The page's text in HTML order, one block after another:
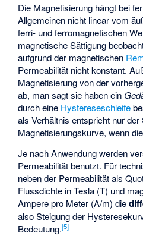
Die Magnetisierung hängt bei
Allgemeinen nicht linear vom
ferri- und ferromagnetischen
magnetische Sättigung
aufgrund der magnetischen
Permeabilität nicht konstant.
Magnetisierung von der
ab, man sagt sie haben ein
durch eine Hystereseschleife
als Verhältnisentspricht nur der
Magnetisierungskurve, wenn
Je nach Anwendung werden
Permeabilität benutzt. Für
neben der Permeabilitätals
Flussdichte in Tesla (T) und
Ampere pro Meter (A/m) die
also Steigung der
Bedeutung.[5]